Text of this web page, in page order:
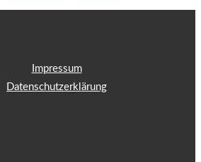
Impressum
Datenschutzerklärung